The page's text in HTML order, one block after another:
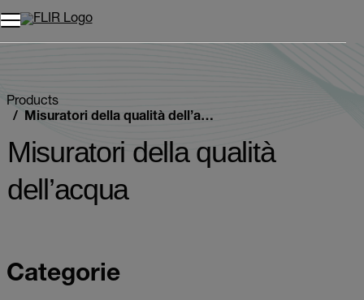
Unread messages
Modello
Rimuovi
articolo
Aggiungi al carrello
Aggiunto al carrello
Products
Misuratori della qualità dell’acqua
Misuratori della qualità
dell’acqua
Categorie